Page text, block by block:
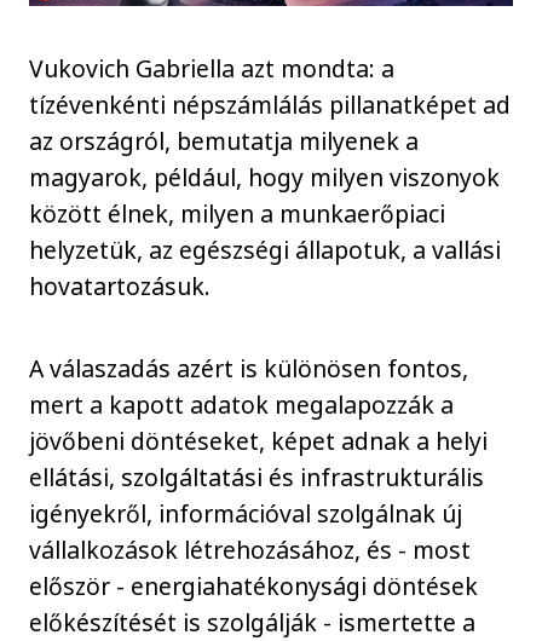
Vukovich Gabriella azt mondta: a
tízévenkénti népszámlálás pillanatképet ad
az országról, bemutatja milyenek a
magyarok, például, hogy milyen viszonyok
között élnek, milyen a munkaerőpiaci
helyzetük, az egészségi állapotuk, a vallási
hovatartozásuk.
A válaszadás azért is különösen fontos,
mert a kapott adatok megalapozzák a
jövőbeni döntéseket, képet adnak a helyi
ellátási, szolgáltatási és infrastrukturális
igényekről, információval szolgálnak új
vállalkozások létrehozásához, és - most
először - energiahatékonysági döntések
előkészítését is szolgálják - ismertette a